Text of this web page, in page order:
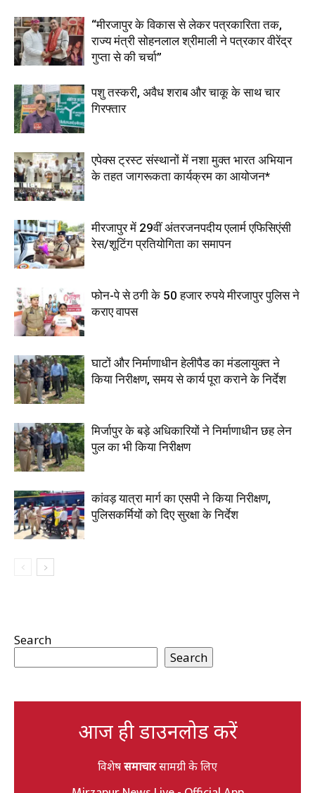
“मीरजापुर के विकास से लेकर पत्रकारिता तक,
राज्य मंत्री सोहनलाल श्रीमाली ने पत्रकार वीरेंद्र
गुप्ता से की चर्चा”
पशु तस्करी, अवैध शराब और चाकू के साथ चार
गिरफ्तार
एपेक्स ट्रस्ट संस्थानों में नशा मुक्त भारत अभियान
के तहत जागरूकता कार्यक्रम का आयोजन*
मीरजापुर में 29वीं अंतरजनपदीय एलार्म एफिसिएंसी
रेस/शूटिंग प्रतियोगिता का समापन
फोन-पे से ठगी के 50 हजार रुपये मीरजापुर पुलिस ने
कराए वापस
घाटों और निर्माणाधीन हेलीपैड का मंडलायुक्त ने
किया निरीक्षण, समय से कार्य पूरा कराने के निर्देश
मिर्जापुर के बड़े अधिकारियों ने निर्माणाधीन छह लेन
पुल का भी किया निरीक्षण
कांवड़ यात्रा मार्ग का एसपी ने किया निरीक्षण,
पुलिसकर्मियों को दिए सुरक्षा के निर्देश
Search
Search
आज ही डाउनलोड करें
विशेषसमाचारसामग्री के लिए